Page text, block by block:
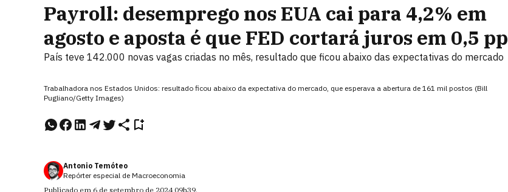
Payroll: desemprego nos EUA cai para 4,2% em
agosto e aposta é que FED cortará juros em 0,5 pp
País teve 142.000 novas vagas criadas no mês, resultado que ficou abaixo das expectativas do mercado
Trabalhadora nos Estados Unidos: resultado ficou abaixo da expectativa do mercado, que esperava a abertura de 161 mil postos (Bill
Pugliano/Getty Images)
Antonio Temóteo
Repórter especial de Macroeconomia
Publicado em 6 de setembro de 2024 09h39.